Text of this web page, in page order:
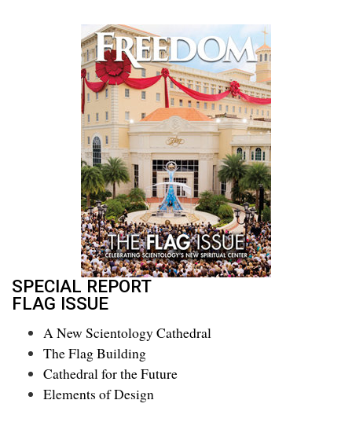
SPECIAL REPORT
FLAG ISSUE
A New Scientology Cathedral
The Flag Building
Cathedral for the Future
Elements of Design